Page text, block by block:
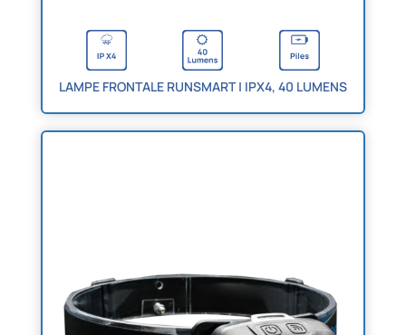
LAMPE FRONTALE RUNSMART | IPX4, 40 LUMENS